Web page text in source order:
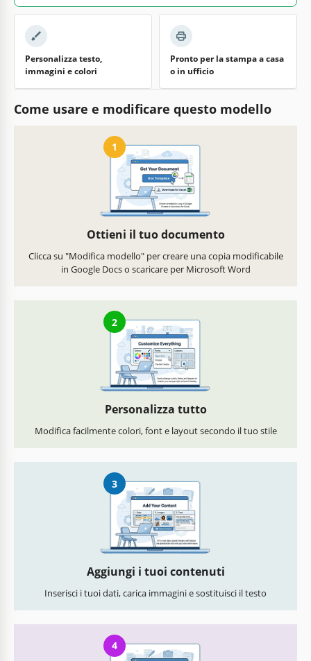
Personalizza testo,
immagini e colori
Pronto per la stampa a casa
o in ufficio
Come usare e modificare questo modello
1
Ottieni il tuo documento
Clicca su "Modifica modello" per creare una copia modificabile
in Google Docs o scaricare per Microsoft Word
2
Personalizza tutto
Modifica facilmente colori, font e layout secondo il tuo stile
3
Aggiungi i tuoi contenuti
Inserisci i tuoi dati, carica immagini e sostituisci il testo
4